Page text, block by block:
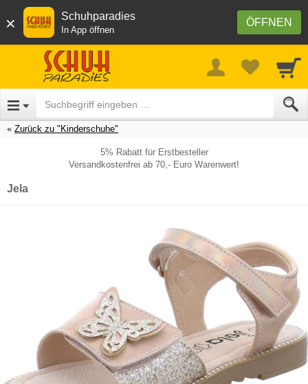
× ÖFFNEN
Schuhparadies
In App öffnen
Zurück zu "Kinderschuhe"
5% Rabatt für Erstbesteller
Versandkostenfrei ab 70,- Euro Warenwert!
Jela